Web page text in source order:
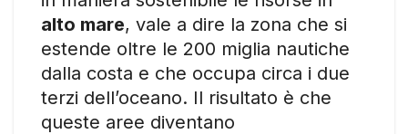
alto mare, vale a dire la zona che si
estende oltre le 200 miglia nautiche
dalla costa e che occupa circa i due
terzi dell’oceano. Il risultato è che
queste aree diventano